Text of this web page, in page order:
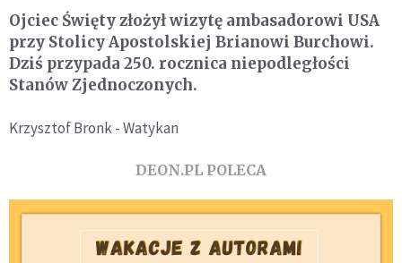
Ojciec Święty złożył wizytę ambasadorowi USA
przy Stolicy Apostolskiej Brianowi Burchowi.
Dziś przypada 250. rocznica niepodległości
Stanów Zjednoczonych.
Krzysztof Bronk - Watykan
DEON.PL POLECA